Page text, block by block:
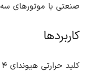
صنعتی با موتورهای
کاربردها